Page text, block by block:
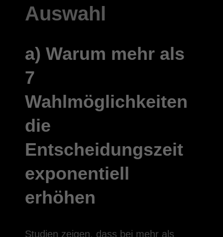
Auswahl
a) Warum mehr als
7
Wahlmöglichkeiten
die
Entscheidungszeit
exponentiell
erhöhen
Studien zeigen, dass bei mehr als